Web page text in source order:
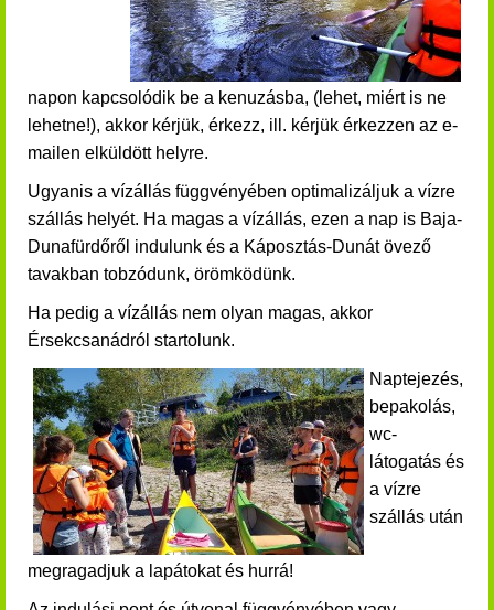
napon kapcsolódik be a kenuzásba, (lehet, miért is ne
lehetne!), akkor kérjük, érkezz, ill. kérjük érkezzen az e-
mailen elküldött helyre.
Ugyanis a vízállás függvényében optimalizáljuk a vízre
szállás helyét. Ha magas a vízállás, ezen a nap is Baja-
Dunafürdőről indulunk és a Káposztás-Dunát övező
tavakban tobzódunk, örömködünk.
Ha pedig a vízállás nem olyan magas, akkor
Érsekcsanádról startolunk.
Naptejezés,
bepakolás,
wc-
látogatás és
a vízre
szállás után
megragadjuk a lapátokat és hurrá!